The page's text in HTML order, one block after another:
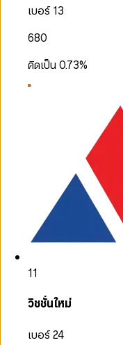
เบอร์ 13
680
คิดเป็น0.73%
11
วิชชั่นใหม่
เบอร์ 24